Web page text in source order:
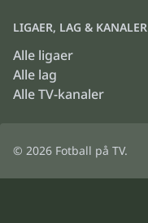
LIGAER, LAG & KANALER
Alle ligaer
Alle lag
Alle TV-kanaler
© 2026 Fotball på TV.